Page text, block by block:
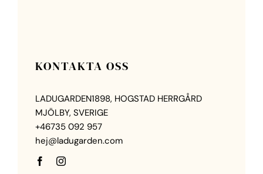
KONTAKTA OSS
LADUGARDEN1898, HOGSTAD HERRGÅRD
MJÖLBY, SVERIGE
+46735 092 957
hej@ladugarden.com